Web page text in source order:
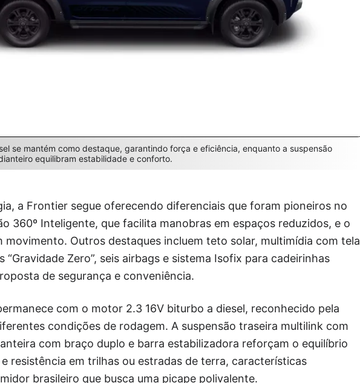
se mantém como destaque, garantindo força e eficiência, enquanto a suspensão
equilibram estabilidade e conforto.
a Frontier segue oferecendo diferenciais que foram pioneiros no
360º Inteligente, que facilita manobras em espaços reduzidos, e o
movimento. Outros destaques incluem teto solar, multimídia com tela
“Gravidade Zero”, seis airbags e sistema Isofix para cadeirinhas
de segurança e conveniência.
com o motor 2.3 16V biturbo a diesel, reconhecido pela
condições de rodagem. A suspensão traseira multilink com
com braço duplo e barra estabilizadora reforçam o equilíbrio
resistência em trilhas ou estradas de terra, características
brasileiro que busca uma picape polivalente.